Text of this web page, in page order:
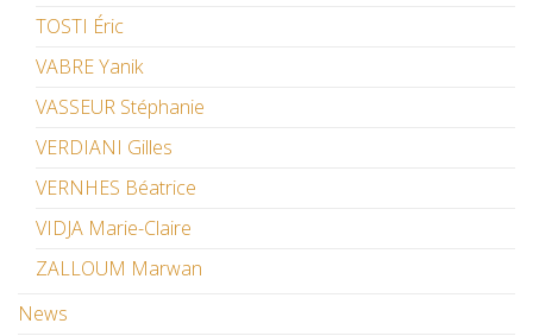
TOSTI Éric
VABRE Yanik
VASSEUR Stéphanie
VERDIANI Gilles
VERNHES Béatrice
VIDJA Marie-Claire
ZALLOUM Marwan
News